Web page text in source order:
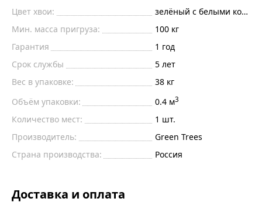
Цвет хвои:
зелёный с белыми
Мин. масса пригруза:
100 кг
Гарантия
1 год
Срок службы
5 лет
Вес в упаковке:
38 кг
Объём упаковки:
0.4 м3
Количество мест:
1 шт.
Производитель:
Green Trees
Страна производства:
Россия
Доставка и оплата